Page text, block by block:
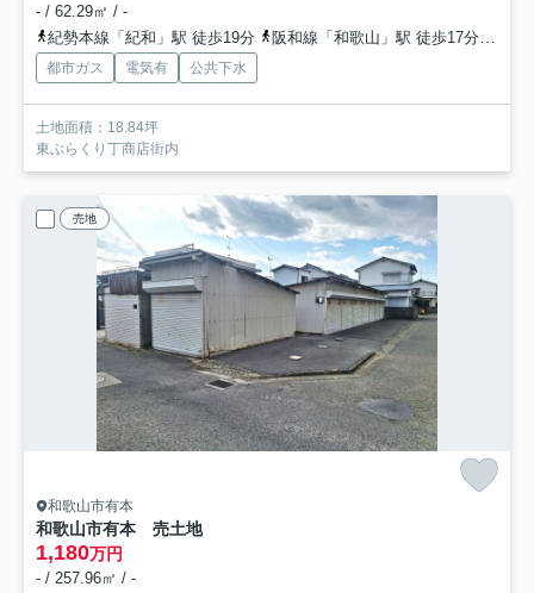
- / 62.29㎡ / -
紀勢本線「紀和」駅 徒歩19分
阪和線「和歌山」駅 徒歩17分
都市ガス 電気有 公共下水
土地面積：18.84坪
東ぶらくり丁商店街内
売地
和歌山市有本
和歌山市有本 売土地
1,180万円
- / 257.96㎡ / -